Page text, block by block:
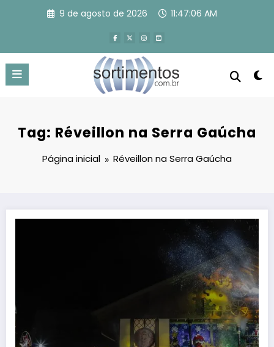
9 de agosto de 2026 11:47:07 AM
Tag: Réveillon na Serra Gaúcha
Página inicial Réveillon na Serra Gaúcha